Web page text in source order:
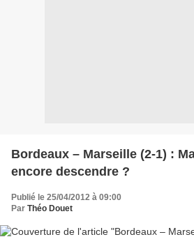
Bordeaux – Marseille (2-1) :
encore descendre ?
Publié le 25/04/2012 à 09:00
Par Théo Douet